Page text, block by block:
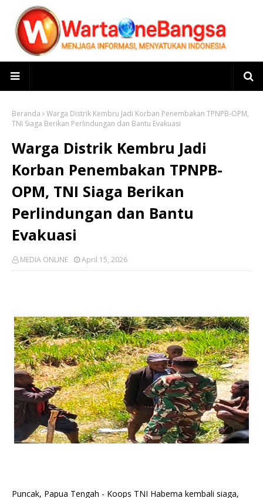
Beranda
Warga Distrik Kembru Jadi Korban Penembakan TPNPB-OPM,
TNI Siaga Berikan Perlindungan dan Bantu Evakuasi
Warga Distrik Kembru Jadi
Korban Penembakan TPNPB-
OPM, TNI Siaga Berikan
Perlindungan dan Bantu
Evakuasi
MEDIA ONLINE April 15, 2026
Puncak, Papua Tengah - Koops TNI Habema kembali siaga,